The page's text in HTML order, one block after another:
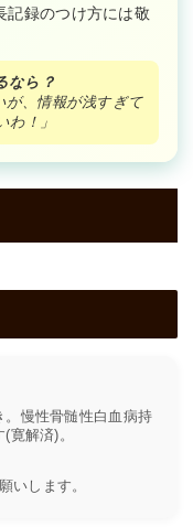
記録のつけ方には敬
なら？
が、情報が浅すぎて
！」
。慢性骨髄性白血病持
寛解済)。
いします。